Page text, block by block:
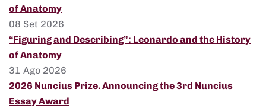
of Anatomy
08 Set 2026
“Figuring and Describing”: Leonardo and the History
of Anatomy
31 Ago 2026
2026 Nuncius Prize. Announcing the 3rd Nuncius
Essay Award